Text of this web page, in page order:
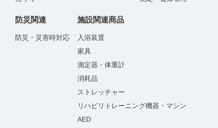
防災関連
防災・災害時対応
施設関連商品
入浴装置
家具
測定器・体重計
消耗品
ストレッチャー
リハビリトレーニング機器・マシン
AED